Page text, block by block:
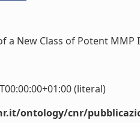
a New Class of Potent
(literal)
ontology/cnr/